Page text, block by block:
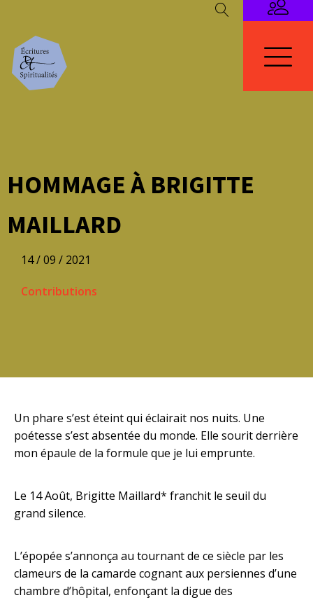
HOMMAGE À BRIGITTE
MAILLARD
14 / 09 / 2021
Contributions
Un phare s’est éteint qui éclairait nos nuits. Une
poétesse s’est absentée du monde. Elle sourit derrière
mon épaule de la formule que je lui emprunte.
Le 14 Août, Brigitte Maillard* franchit le seuil du
grand silence.
L’épopée s’annonça au tournant de ce siècle par les
clameurs de la camarde cognant aux persiennes d’une
chambre d’hôpital, enfonçant la digue des